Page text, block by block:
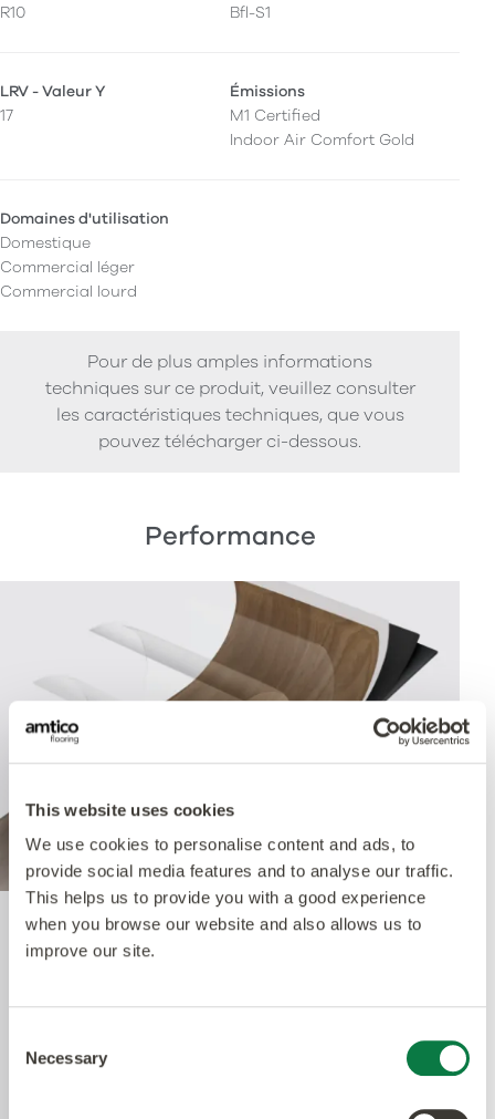
This website uses cookies
We use cookies to personalise content and ads, to
provide social media features and to analyse our traffic.
This helps us to provide you with a good experience
when you browse our website and also allows us to
improve our site.
Selection
Necessary
R10
Bfl-S1
LRV - Valeur Y
17
Émissions
M1 Certified
Indoor Air Comfort Gold
Domaines d'utilisation
Domestique
Commercial léger
Commercial lourd
Pour de plus amples informations
techniques sur ce produit, veuillez consulter
les caractéristiques techniques, que vous
pouvez télécharger ci-dessous.
Performance
Quantum Guard Elite
Antimicrobial
Un des bénéfices premiers de notre système à